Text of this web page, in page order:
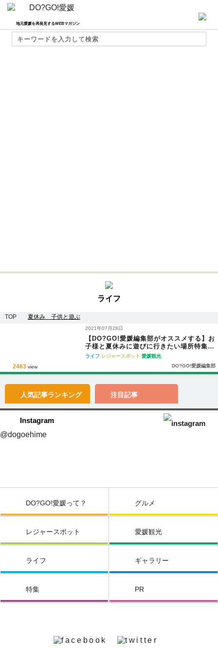
地元愛媛を再発見するWEBマガジン
ライフ
TOP 夏休み 子供と遊ぶ
2463 view
2021年07月28日
【DO?GO!愛媛編集部がオススメする】お
子様と夏休みに遊びに行きたい場所特集＊
随時更新＊
ライフ レジャースポット 愛媛観光
DO?GO!愛媛編集部
人気記事ランキング 注目記事
Instagram
@dogoehime
DO?GO!愛媛って？ グルメ
レジャースポット 愛媛観光
ライフ ギャラリー
特集 PR